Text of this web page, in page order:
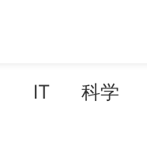
IT 科学